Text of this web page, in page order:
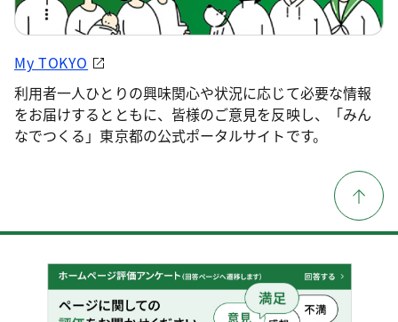
My TOKYO
利用者一人ひとりの興味関心や状況に応じて必要な情報
をお届けするとともに、皆様のご意見を反映し、「みん
なでつくる」東京都の公式ポータルサイトです。